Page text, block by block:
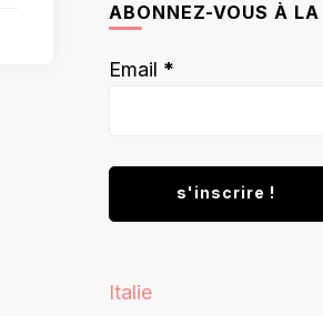
ABONNEZ-VOUS À
Email *
Italie